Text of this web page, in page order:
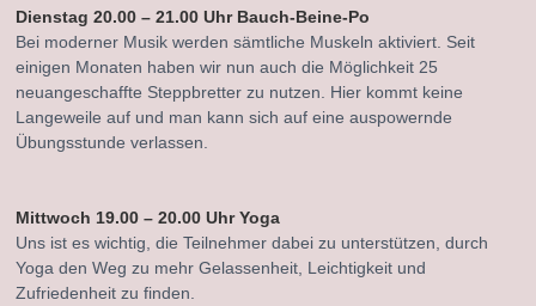
Dienstag 20.00 – 21.00 Uhr Bauch-Beine-Po
Bei moderner Musik werden sämtliche Muskeln aktiviert. Seit
einigen Monaten haben wir nun auch die Möglichkeit 25
neuangeschaffte Steppbretter zu nutzen. Hier kommt keine
Langeweile auf und man kann sich auf eine auspowernde
Übungsstunde verlassen.
Mittwoch 19.00 – 20.00 Uhr Yoga
Uns ist es wichtig, die Teilnehmer dabei zu unterstützen, durch
Yoga den Weg zu mehr Gelassenheit, Leichtigkeit und
Zufriedenheit zu finden.